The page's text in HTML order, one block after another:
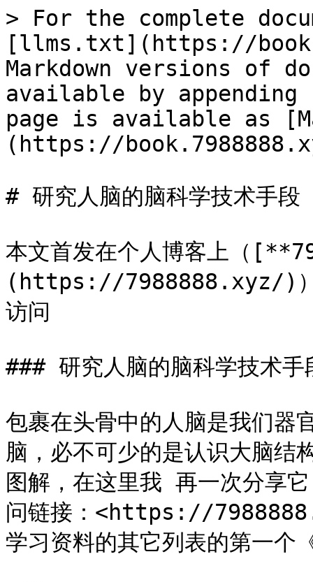
> For the complete
[llms.txt](https://
Markdown versions of
available by
page is available as
(https://
# 研究人脑的脑科学技术手段
本文首发在个人博客上（
(https://7988888.xyz/)），
访问
### 研究人脑的脑科学技术手
包裹在头骨中的人脑是我们器
脑，必不可少的是认识大脑结
图解，在这里我 再一次分享
问链接：<https://
学习资料的其它列表的第一个